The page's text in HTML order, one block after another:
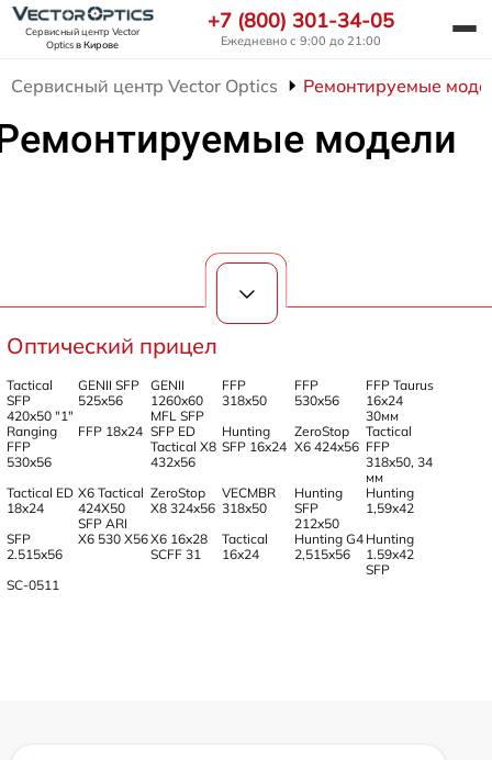
Сервисный центр Vector
Opticsв Кирове
+7 (800) 301-34-05
Ежедневно с 9:00 до 21:00
Сервисный центр Vector Optics Ремонтируемые
модели
Оптический прицел
Tactical
SFP
420x50 "1"
GENII SFP
525x56
GENII
1260x60
MFL SFP
FFP
318x50
FFP
530x56
FFP Taurus
16x24
30мм
Ranging
FFP
530x56
FFP 18x24 SFP ED
Tactical X8
432x56
Hunting
SFP 16x24
ZeroStop
X6 424x56
Tactical
FFP
318x50, 34
мм
Tactical ED
18x24
X6 Tactical
424X50
SFP ARI
ZeroStop
X8 324x56
VECMBR
318x50
Hunting
SFP
212x50
Hunting
1,59x42
SFP
2.515x56
X6 530 X56X6 16x28
SCFF 31
Tactical
16x24
Hunting G4
2,515x56
Hunting
1.59x42
SFP
SC-0511